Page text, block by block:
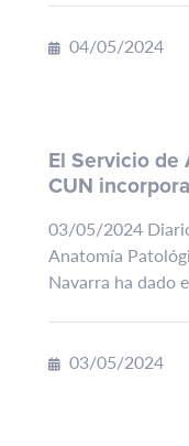
04/05/2024
El Servicio de
CUN
terapéuticas
03/05/2024
Anatomía
Navarra ha dado
03/05/2024